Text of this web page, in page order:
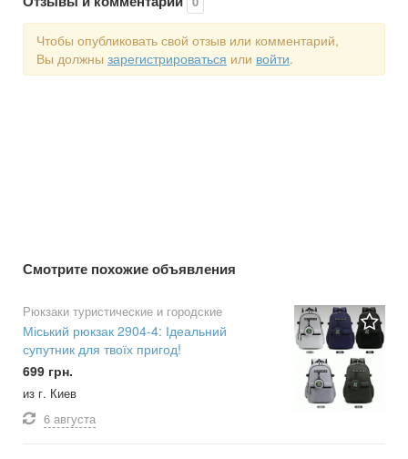
Чтобы опубликовать свой отзыв или комментарий,
Вы должны зарегистрироваться или войти.
Смотрите похожие объявления
Рюкзаки туристические и городские
Міський рюкзак 2904-4: Ідеальний
супутник для твоїх пригод!
699 грн.
из г. Киев
6 августа